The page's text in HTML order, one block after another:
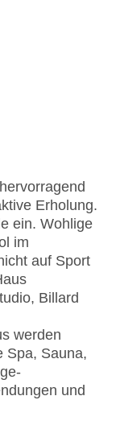
Erholung.
ein. Wohlige
im
auf Sport
Billard
werden
Spa, Sauna,
und